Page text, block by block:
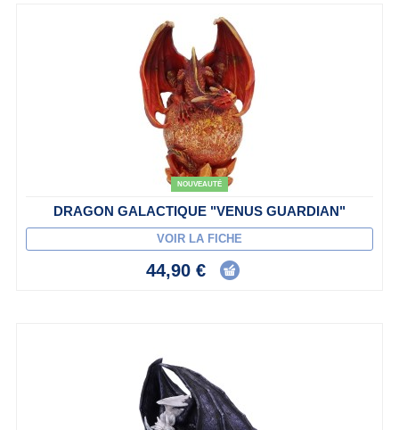
NOUVEAUTÉ
DRAGON GALACTIQUE "VENUS GUARDIAN"
VOIR LA FICHE
44,90 €